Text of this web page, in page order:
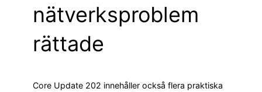
nätverksproblem
rättade
Core Update 202 innehåller också flera praktiska